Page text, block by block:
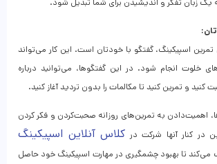
اسپیکینگ، گفتگو با خودتان است. این کار می‌تواند
خلوت انجام شود. در این گفتگوها، می‌توانید درباره
و تمرین کنید تا مکالمات را بدون تردید آغاز کنید.
اهمیت‌دادن به تمرین‌های روزانه صحبت‌کردن و فکر کردن
در کنار آنها شرکت در کلاس آنلاین اسپیکینگ
می‌کند تا بهبود چشمگیری در مهارت اسپیکینگ خود حاصل